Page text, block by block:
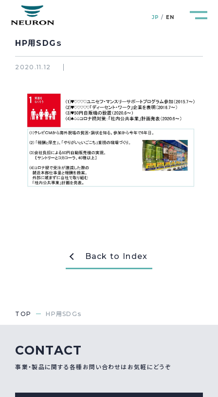
JP EN
管路防災研究所
企業情報
製品＆サービス Products&Service
研究開発 R&D
HP用SDGｓ
2020.11.12
Back to Index
TOP HP用SDGｓ
CONTACT
事業・製品に関する各種お問い合わせはお気軽にどうぞ